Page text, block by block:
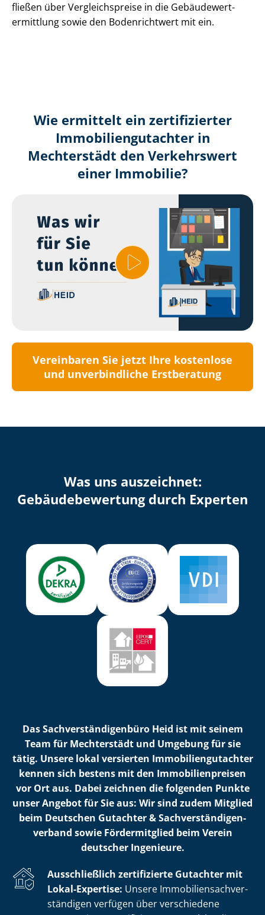
fließen über Ver­gleichs­prei­se in die Ge­bäu­de­wert­
ermitt­lung sowie den Bodenrichtwert mit ein.
Wie ermittelt ein zertifizierter
Immobilien­gutachter in
Mechterstädt den Verkehrswert
einer Immobilie?
Vereinbaren Sie jetzt Ihre kostenlose
und unverbindliche Erstberatung
Was uns auszeichnet:
Ge­bäu­de­be­wer­tung durch Experten
Das Sach­ver­stän­di­gen­bü­ro Heid ist mit seinem
Team für Mechterstädt und Umgebung für sie
tätig. Unsere lokal versierten Im­mo­bi­li­en­gut­ach­ter
kennen sich bestens mit den Im­mo­bi­li­en­prei­sen
vor Ort aus. Dabei zeichnen die folgenden Punkte
unser Angebot für Sie aus: Wir sind zudem Mitglied
beim Deutschen Gutachter & Sach­ver­stän­di­gen­
ver­band sowie Fördermitglied beim Verein
deutscher Ingenieure.
Ausschließlich zertifizierte Gutachter mit
Lokal-Expertise: Unsere Im­mo­bi­li­en­sach­ver­
stän­di­gen verfügen über verschiedene